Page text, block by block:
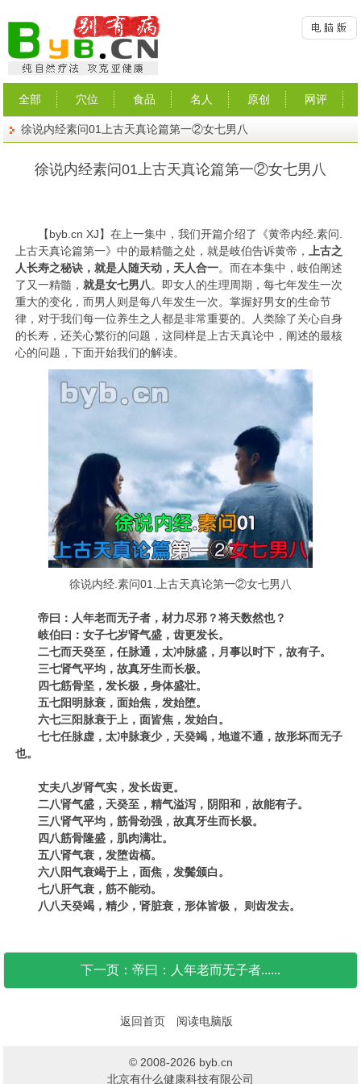
全部 穴位 食品 名人 原创 网评
徐说内经素问01上古天真论篇第一②女七男八
徐说内经素问01上古天真论篇第一②女七男八
【byb.cn XJ】在上一集中，我们开篇介绍了《黄帝内经.素问.
上古天真论篇第一》中的最精髓之处，就是岐伯告诉黄帝，
上古之
人长寿之秘诀，就是人随天动，天人合一。而在本集中，岐伯阐述
了又一精髓，就是女七男八 。即女人的生理周期，每七年发生一次
重大的变化，而男人则是每八年发生一次。掌握好男女的生命节
律，对于我们每一位养生之人都是非常重要的。人类除了关心自身
的长寿，还关心繁衍的问题，这同样是上古天真论中，阐述的最核
心的问题，下面开始我们的解读。
徐说内经.素问01.上古天真论第一②女七男八
帝曰：人年老而无子者，材力尽邪？将天数然也？
岐伯曰：女子七岁肾气盛，齿更发长。
二七而天癸至，任脉通，太冲脉盛，月事以时下，故有子。
三七肾气平均，故真牙生而长极。
四七筋骨坚，发长极，身体盛壮。
五七阳明脉衰，面始焦，发始堕。
六七三阳脉衰于上，面皆焦，发始白。
七七任脉虚，太冲脉衰少，天癸竭，地道不通，故形坏而无子
也。
丈夫八岁肾气实，发长齿更。
二八肾气盛，天癸至，精气溢泻，阴阳和，故能有子。
三八肾气平均，筋骨劲强，故真牙生而长极。
四八筋骨隆盛，肌肉满壮。
五八肾气衰，发堕齿槁。
六八阳气衰竭于上，面焦，发鬓颁白。
七八肝气衰，筋不能动。
八八天癸竭，精少，肾脏衰，形体皆极，
则齿发去。
下一页：帝曰：人年老而无子者......
返回首页 阅读电脑版
© 2008-2026 byb.cn
北京有什么健康科技有限公司